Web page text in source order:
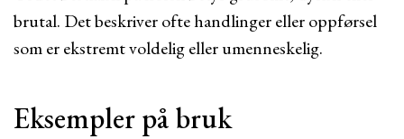
brutal. Det beskriver ofte handlinger eller oppførsel
som er ekstremt voldelig eller umenneskelig.
Eksempler på bruk